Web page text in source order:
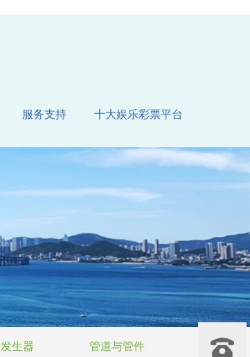
服务支持 十大娱乐彩票平台
生器 管道与管件